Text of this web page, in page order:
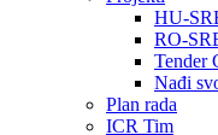
HU-
RO-
Tender
Nađi
Plan rada
ICR Tim